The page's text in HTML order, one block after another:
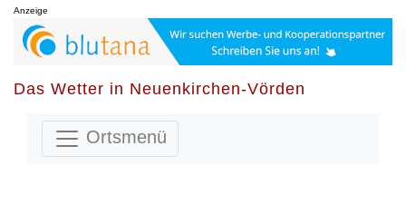
Anzeige
Das Wetter in Neuenkirchen-Vörden
Ortsmenü